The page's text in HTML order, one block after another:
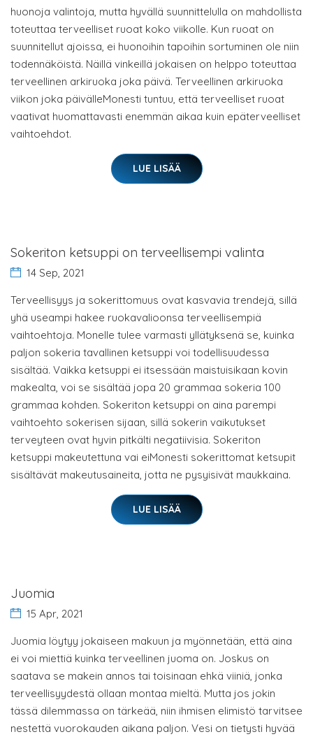
huonoja valintoja, mutta hyvällä suunnittelulla on mahdollista
toteuttaa terveelliset ruoat koko viikolle. Kun ruoat on
suunnitellut ajoissa, ei huonoihin tapoihin sortuminen ole niin
todennäköistä. Näillä vinkeillä jokaisen on helppo toteuttaa
terveellinen arkiruoka joka päivä. Terveellinen arkiruoka
viikon joka päivälleMonesti tuntuu, että terveelliset ruoat
vaativat huomattavasti enemmän aikaa kuin epäterveelliset
vaihtoehdot.
LUE LISÄÄ
Sokeriton ketsuppi on terveellisempi valinta
14 Sep, 2021
Terveellisyys ja sokerittomuus ovat kasvavia trendejä, sillä
yhä useampi hakee ruokavalioonsa terveellisempiä
vaihtoehtoja. Monelle tulee varmasti yllätyksenä se, kuinka
paljon sokeria tavallinen ketsuppi voi todellisuudessa
sisältää. Vaikka ketsuppi ei itsessään maistuisikaan kovin
makealta, voi se sisältää jopa 20 grammaa sokeria 100
grammaa kohden. Sokeriton ketsuppi on aina parempi
vaihtoehto sokerisen sijaan, sillä sokerin vaikutukset
terveyteen ovat hyvin pitkälti negatiivisia. Sokeriton
ketsuppi makeutettuna vai eiMonesti sokerittomat ketsupit
sisältävät makeutusaineita, jotta ne pysyisivät maukkaina.
LUE LISÄÄ
Juomia
15 Apr, 2021
Juomia löytyy jokaiseen makuun ja myönnetään, että aina
ei voi miettiä kuinka terveellinen juoma on. Joskus on
saatava se makein annos tai toisinaan ehkä viiniä, jonka
terveellisyydestä ollaan montaa mieltä. Mutta jos jokin
tässä dilemmassa on tärkeää, niin ihmisen elimistö tarvitsee
nestettä vuorokauden aikana paljon. Vesi on tietysti hyvää